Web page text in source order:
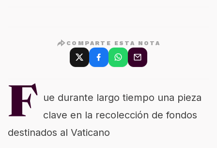
COMPARTE ESTA NOTA
F ue durante largo tiempo una pieza
clave en la recolección de fondos
destinados al Vaticano